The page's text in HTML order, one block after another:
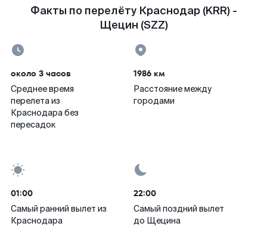
Факты по перелёту Краснодар (KRR) -
Щецин (SZZ)
около 3 часов
Среднее время
перелета из
Краснодара без
пересадок
1986 км
Расстояние между
городами
01:00
Самый ранний вылет из
Краснодара
22:00
Самый поздний вылет
до Щецина